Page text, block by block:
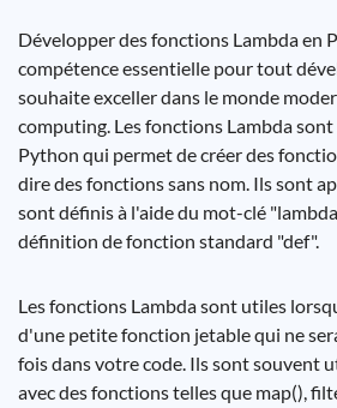
Développer des fonctions Lambda en
compétence essentielle pour tout
souhaite exceller dans le monde
computing. Les fonctions Lambda
Python qui permet de créer des
dire des fonctions sans nom. Ils sont
sont définis à l'aide du mot-clé
définition de fonction standard "def".
Les fonctions Lambda sont utiles
d'une petite fonction jetable qui ne
fois dans votre code. Ils sont souvent
avec des fonctions telles que map(),